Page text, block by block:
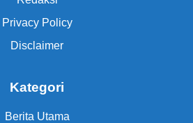
Privacy Policy
Disclaimer
Kategori
Berita Utama